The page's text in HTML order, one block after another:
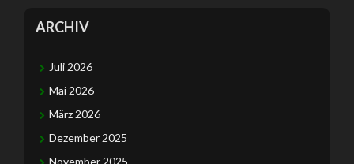
ARCHIV
Juli 2026
Mai 2026
März 2026
Dezember 2025
November 2025